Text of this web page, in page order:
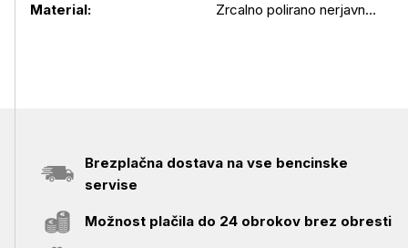
Material:
Zrcalno polirano nerjavno jeklo
Brezplačna dostava na vse bencinske
servise
Možnost plačila do 24 obrokov brez obresti